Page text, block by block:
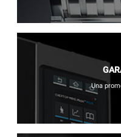
Una